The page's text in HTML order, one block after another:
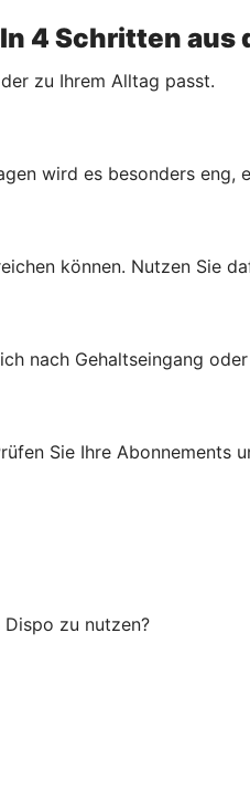
4 Schritten aus
zu Ihrem Alltag passt.
wird es besonders eng,
können. Nutzen Sie
nach Gehaltseingang
Sie Ihre
zu nutzen?